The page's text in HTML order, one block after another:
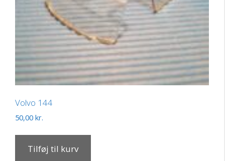
Volvo 144
50,00 kr.
Tilføj til kurv